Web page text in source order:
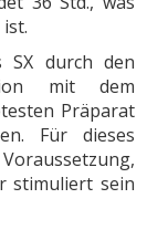
SX durch den
mit dem
Präparat
Für dieses
stimuliert sein